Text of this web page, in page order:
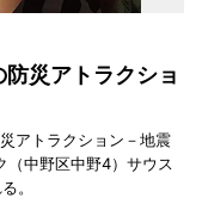
災アトラクショ
アトラクション－地震
中野区中野4）サウス
。